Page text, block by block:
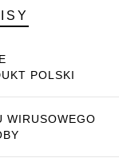
POLSKI
WIRUSOWEGO